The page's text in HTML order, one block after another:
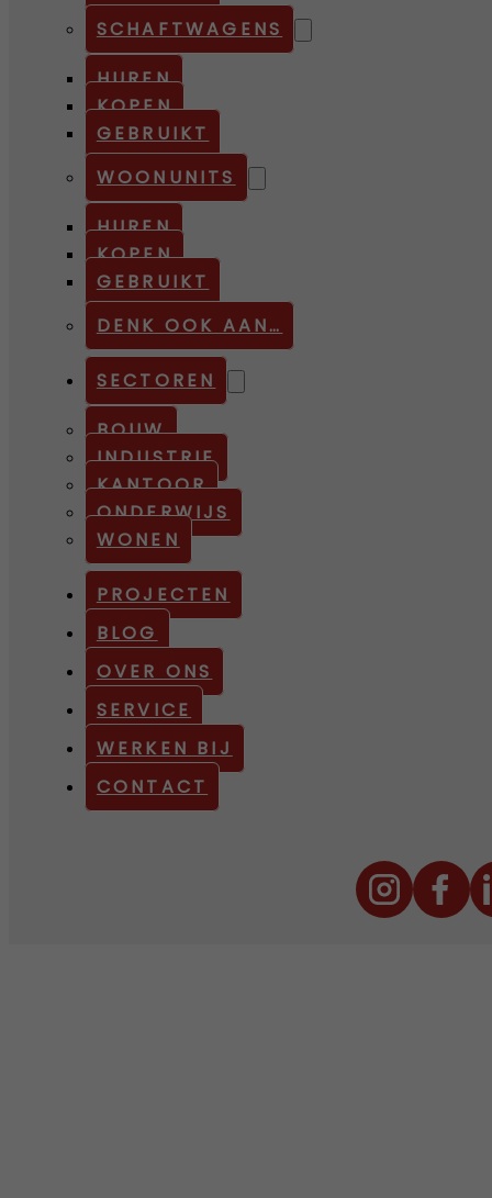
SCHAFTWAGENS
HUREN
KOPEN
GEBRUIKT
WOONUNITS
HUREN
KOPEN
GEBRUIKT
DENK OOK AAN…
SECTOREN
BOUW
INDUSTRIE
KANTOOR
ONDERWIJS
WONEN
PROJECTEN
BLOG
OVER ONS
SERVICE
WERKEN BIJ
CONTACT